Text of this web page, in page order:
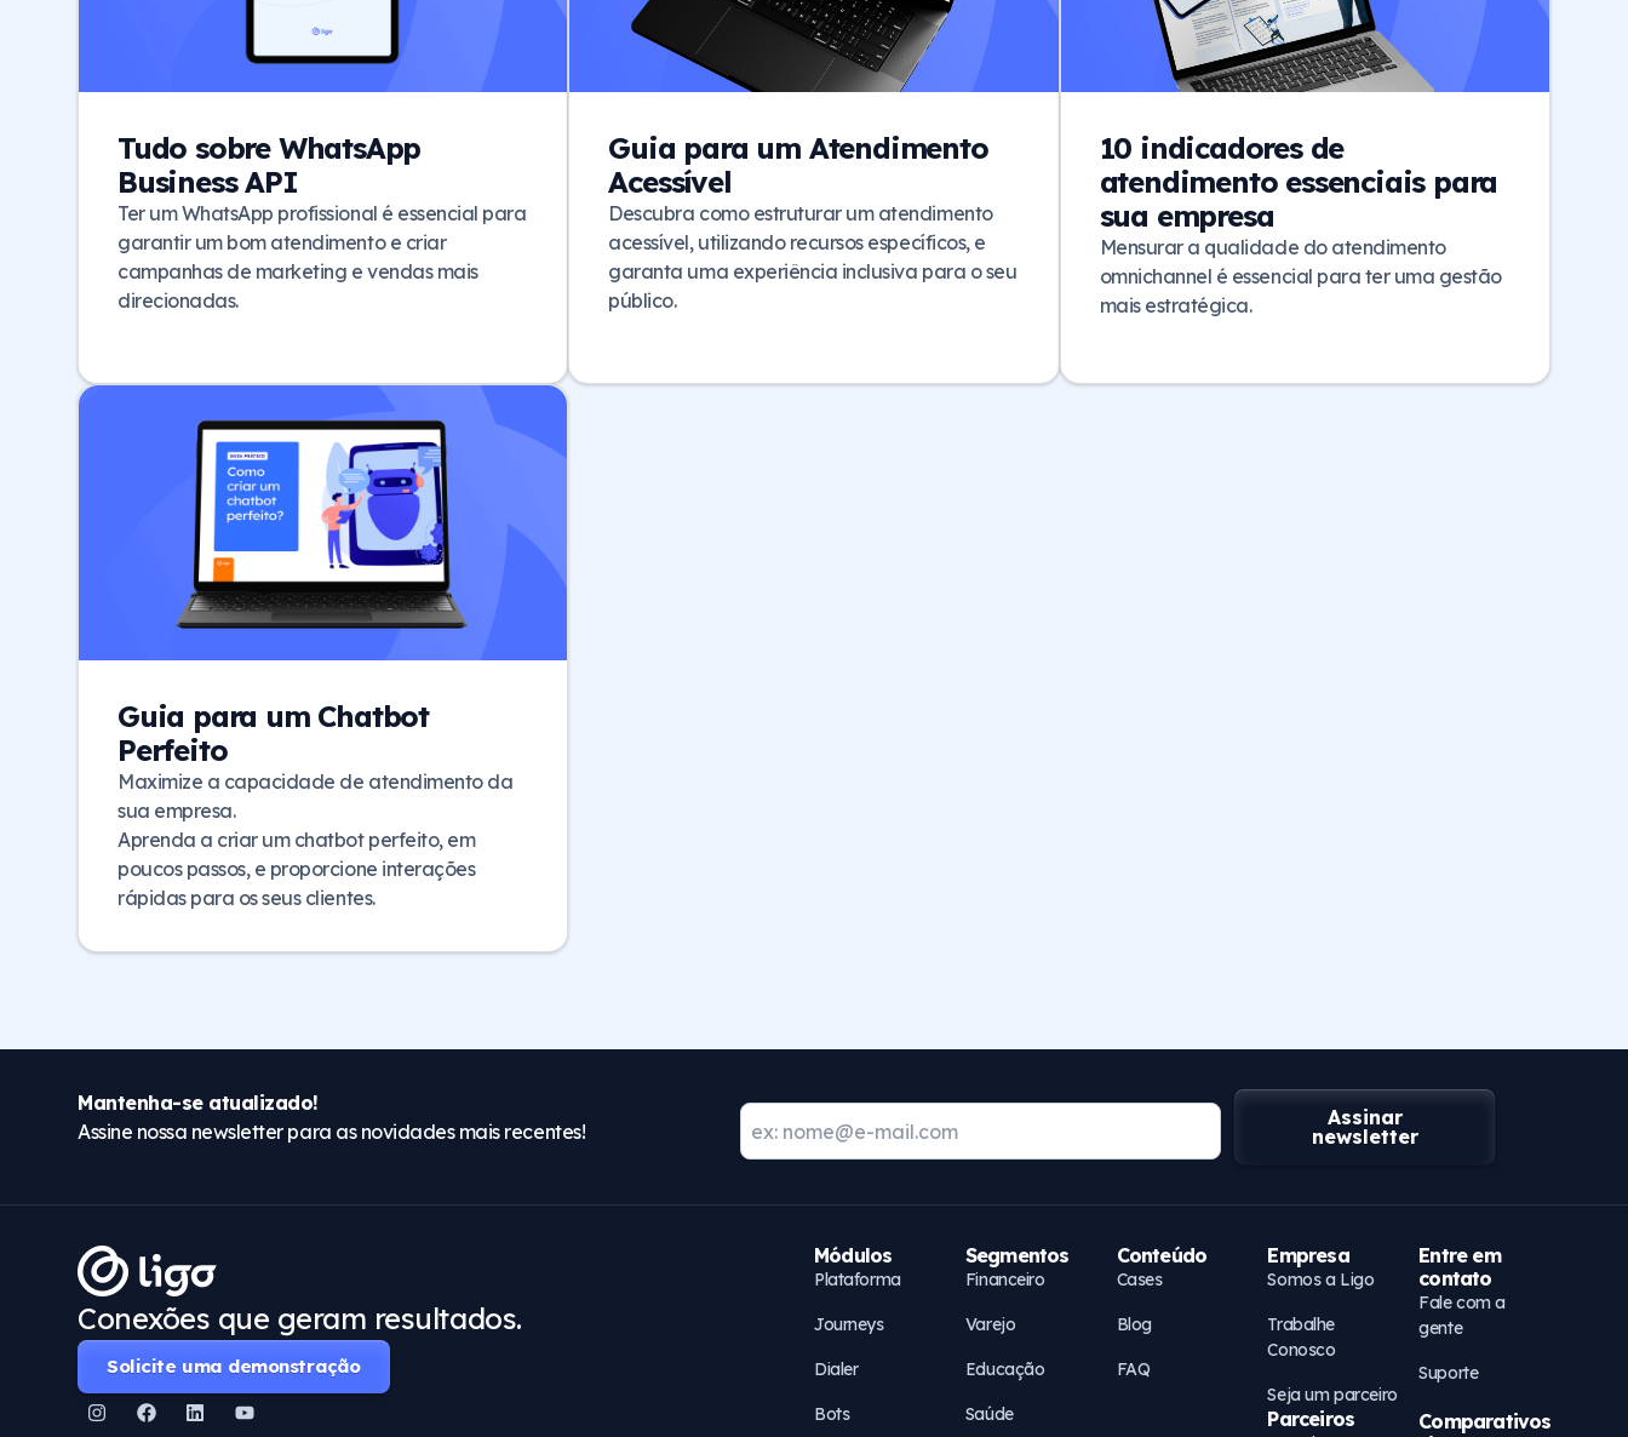
Tudo sobre WhatsApp
Business API
Ter um WhatsApp profissional é essencial para
garantir um bom atendimento e criar
campanhas de marketing e vendas mais
direcionadas.
Guia para um Atendimento
Acessível
Descubra como estruturar um atendimento
acessível, utilizando recursos específicos, e
garanta uma experiência inclusiva para o seu
público.
10 indicadores de
atendimento essenciais para
sua empresa
Mensurar a qualidade do atendimento
omnichannel é essencial para ter uma gestão
mais estratégica.
Guia para um Chatbot
Perfeito
Maximize a capacidade de atendimento da
sua empresa.
Aprenda a criar um chatbot perfeito, em
poucos passos, e proporcione interações
rápidas para os seus clientes.
Mantenha-se atualizado!
Assine nossa newsletter para as novidades mais recentes!
Assinar
newsletter
Conexões que geram resultados.
Solicite uma demonstração
Módulos
Plataforma
Journeys
Dialer
Bots
Segmentos
Financeiro
Varejo
Educação
Saúde
Conteúdo
Cases
Blog
FAQ
Empresa
Somos a Ligo
Trabalhe
Conosco
Seja um parceiro
Parceiros
Entre em
contato
Fale com a
gente
Suporte
Comparativos